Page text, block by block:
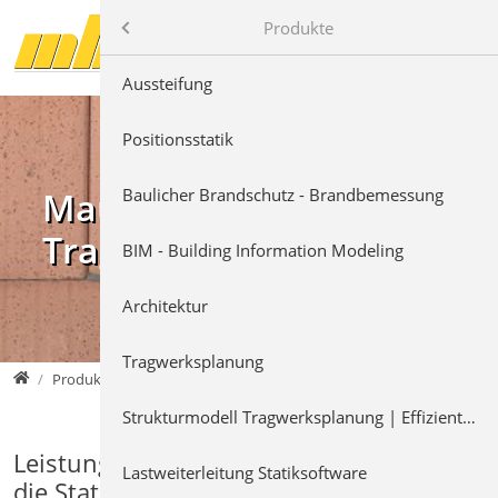
Direkt zur Hauptnavigation springen
Direkt zum Inhalt springen
Mauerwerksbau in der
Tragwerksplanung
mb AEC Software GmbH
Produkte Mauerwerk
Leistungsstarke Softwarelösungen für
mb AEC Software GmbHProdukte
Aussteifung
Positionsstatik
Baulicher Brandschutz - Brandbemessung
BIM - Building Information Modeling
Architektur
Tragwerksplanung
Strukturmodell Tragwerksplanung | Effizient modellieren
Lastweiterleitung Statiksoftware